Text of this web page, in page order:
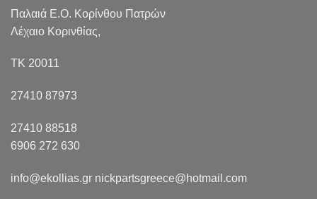
Παλαιά Ε.Ο. Κορίνθου Πατρών
Λέχαιο Κορινθίας,
ΤΚ 20011
27410 87973
27410 88518
6906 272 630
info@ekollias.gr nickpartsgreece@hotmail.com